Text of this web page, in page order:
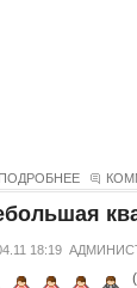
ПОДРОБНЕЕ
18:19
(